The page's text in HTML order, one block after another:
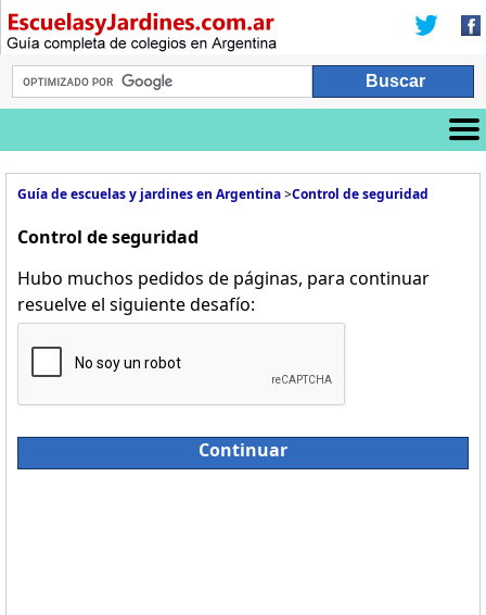
Guía de escuelas y jardines en Argentina>Control de seguridad
Control de seguridad
Hubo muchos pedidos de páginas, para continuar
resuelve el siguiente desafío:
Continuar